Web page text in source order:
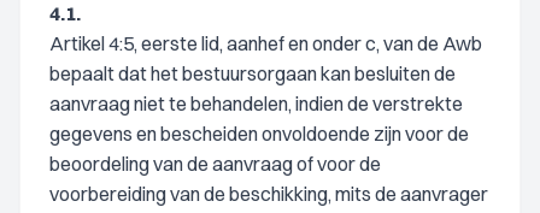
4.1.
Artikel 4:5, eerste lid, aanhef en onder c, van de Awb
bepaalt dat het bestuursorgaan kan besluiten de
aanvraag niet te behandelen, indien de verstrekte
gegevens en bescheiden onvoldoende zijn voor de
beoordeling van de aanvraag of voor de
voorbereiding van de beschikking, mits de aanvrager